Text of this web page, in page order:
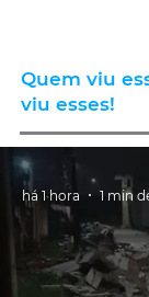
Quem viu
viu esses!
há 1 hora 1 min